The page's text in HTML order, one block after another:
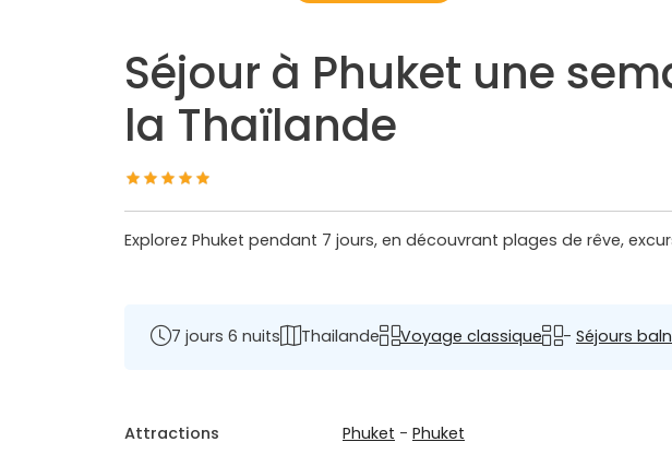
Séjour à Phuket une
la Thaïlande
Explorez Phuket pendant 7 jours, en découvrant plages de rêve,
7 jours 6 nuits Thailande Voyage classique - Séjours
Attractions Phuket - Phuket